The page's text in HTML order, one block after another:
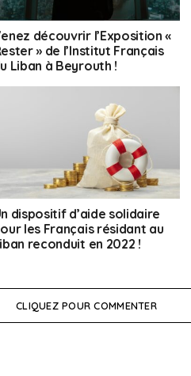
découvrir l’Exposition «
» de l’Institut Français
Liban à Beyrouth !
dispositif d’aide solidaire
les Français résidant au
reconduit en 2022 !
CLIQUEZ POUR COMMENTER